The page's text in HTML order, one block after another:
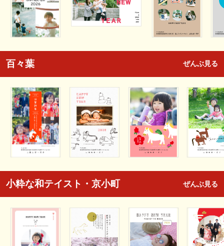
百々葉 ぜんぶ見る
小粋な和テイスト・京小町 ぜんぶ見る